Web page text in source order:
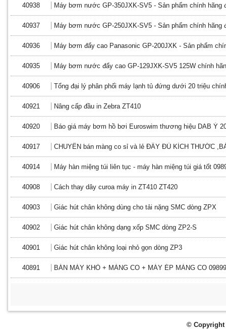
40938 Máy bơm nước GP-350JXK-SV5 - Sản phẩm chính hãng
40937 Máy bơm nước GP-250JXK-SV5 - Sản phẩm chính hãng
40936 Máy bơm đẩy cao Panasonic GP-200JXK - Sản phẩm
40935 Máy bơm nước đẩy cao GP-129JXK-SV5 125W chính
40906 Tổng đại lý phân phối máy lạnh tủ đứng dưới 20 triệu
40921 Nâng cấp đầu in Zebra ZT410
40920 Báo giá máy bơm hồ bơi Euroswim thương hiệu DAB Ý
40917 CHUYÊN bán màng co sỉ và lẻ ĐẦY ĐỦ KÍCH THƯỚC
40914 Máy hàn miệng túi liên tục - máy hàn miệng túi giá tốt
40908 Cách thay dây curoa máy in ZT410 ZT420
40903 Giác hút chân không dùng cho tải nặng SMC dòng ZPX
40902 Giác hút chân không dạng xốp SMC dòng ZP2-S
40901 Giác hút chân không loại nhỏ gọn dòng ZP3
40891 BÁN MÁY KHÒ + MÀNG CO + MÁY ÉP MÀNG CO
© Copyright